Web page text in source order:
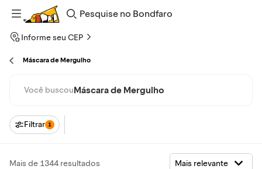
Pesquise
Bondfaro
Informe seu CEP
Máscara de Mergulho
Você buscouMáscara de Mergulho
Filtrar 1
Mais de 1344 resultados